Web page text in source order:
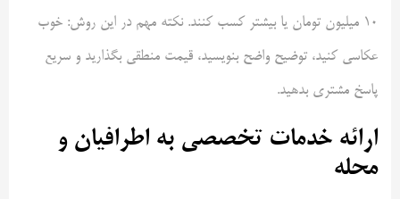
۱۰ میلیون تومان یا بیشتر کسب کنند. نکته مهم در این روش: خوب
عکاسی کنید، توضیح واضح بنویسید، قیمت منطقی بگذارید و سریع
پاسخ مشتری بدهید.
ارائه خدمات تخصصی به اطرافیان و
محله